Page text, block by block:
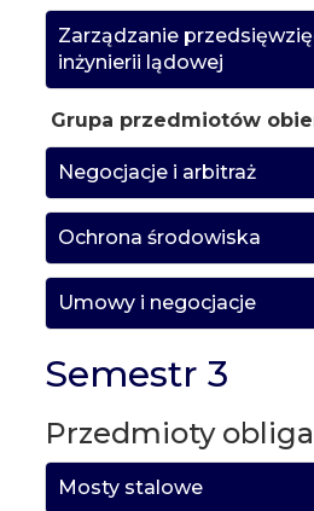
Zarządzanie
inżynierii lądowej
Grupa przedmiotów
Negocjacje i arbitraż
Ochrona środowiska
Umowy i negocjacje
Semestr 3
Przedmioty
Mosty stalowe